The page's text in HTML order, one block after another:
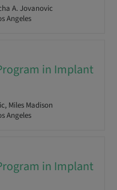
A. Jovanovic
Angeles
in Implant
Miles Madison
Angeles
in Implant